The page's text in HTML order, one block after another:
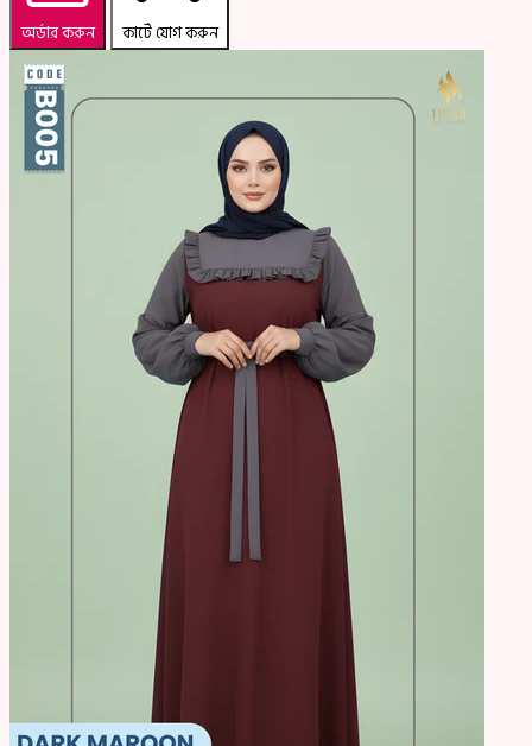
অর্ডার করুন কার্টে যোগ করুন